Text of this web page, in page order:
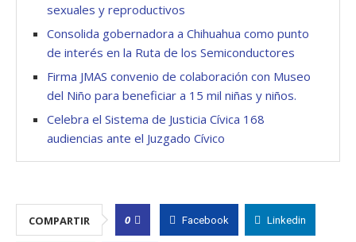
sexuales y reproductivos
Consolida gobernadora a Chihuahua como punto
de interés en la Ruta de los Semiconductores
Firma JMAS convenio de colaboración con Museo
del Niño para beneficiar a 15 mil niñas y niños.
Celebra el Sistema de Justicia Cívica 168
audiencias ante el Juzgado Cívico
COMPARTIR 0 Facebook Linkedin